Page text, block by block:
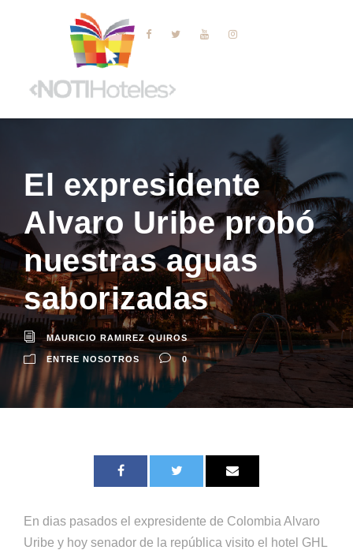
El expresidente
Alvaro Uribe probó
nuestras aguas
saborizadas
MAURICIO RAMIREZ QUIROS
ENTRE NOSOTROS 0
En dias pasados el expresidente de Colombia Alvaro
Uribe y hoy senador de la república visito el hotel GHL